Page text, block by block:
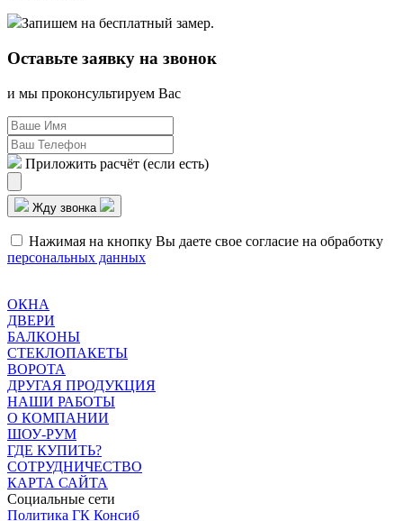
Запишем на бесплатный замер.
Оставьте заявку на звонок
и мы проконсультируем Вас
Приложить расчёт (если есть)
Жду звонка
Нажимая на кнопку Вы даете свое согласие на обработку
персональных данных
ОКНА
ДВЕРИ
БАЛКОНЫ
СТЕКЛОПАКЕТЫ
ВОРОТА
ДРУГАЯ ПРОДУКЦИЯ
НАШИ РАБОТЫ
О КОМПАНИИ
ШОУ-РУМ
ГДЕ КУПИТЬ?
СОТРУДНИЧЕСТВО
КАРТА САЙТА
Социальные сети
Политика ГК Консиб